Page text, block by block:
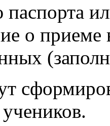
о приеме